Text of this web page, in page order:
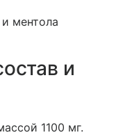
ментола
и
1100 мг.